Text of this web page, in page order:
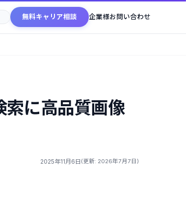
無料キャリア相談 企業様お問い合わせ
に高品質画像
2025年11月6日(更新: 2026年7月7日)